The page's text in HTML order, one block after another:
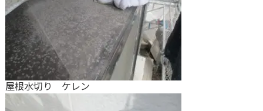
屋根水切り ケレン